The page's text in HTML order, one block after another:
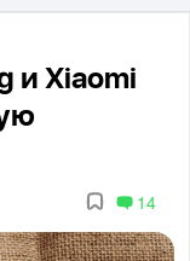
и Xiaomi
14